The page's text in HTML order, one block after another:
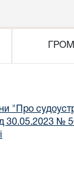
"Про
30.05.2023 №